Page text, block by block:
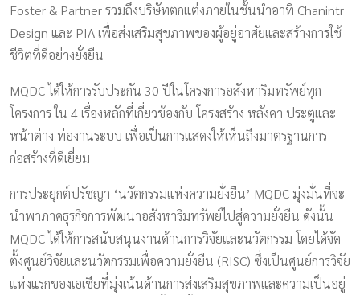
Foster & Partner รวมถึงบริษัทตกแต่งภายในชั้นนำอาทิ Chanintr
Design และ PIA เพื่อส่งเสริมสุขภาพของผู้อยู่อาศัยและสร้างการใช้
ชีวิตที่ดีอย่างยั่งยืน
MQDC ได้ให้การรับประกัน 30 ปีในโครงการอสังหาริมทรัพย์ทุก
โครงการ ใน 4 เรื่องหลักที่เกี่ยวข้องกับ โครงสร้าง หลังคา ประตูและ
หน้าต่าง ท่องานระบบ เพื่อเป็นการแสดงให้เห็นถึงมาตรฐานการ
ก่อสร้างที่ดีเยี่ยม
การประยุกต์ปรัชญา ‘นวัตกรรมแห่งความยั่งยืน’ MQDC มุ่งมั่นที่จะ
นำพาภาคธุรกิจการพัฒนาอสังหาริมทรัพย์ไปสู่ความยั่งยืน ดังนั้น
MQDC ได้ให้การสนับสนุนงานด้านการวิจัยและนวัตกรรม โดยได้จัด
ตั้งศูนย์วิจัยและนวัตกรรมเพื่อความยั่งยืน (RISC) ซึ่งเป็นศูนย์การวิจัย
แห่งแรกของเอเชียที่มุ่งเน้นด้านการส่งเสริมสุขภาพและความเป็นอยู่